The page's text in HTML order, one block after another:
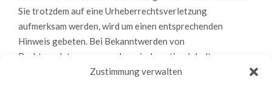
Zustimmung verwalten
Sie trotzdem auf eine Urheberrechtsverletzung
aufmerksam werden, wird um einen entsprechenden
Hinweis gebeten. Bei Bekanntwerden von
Rechtsverletzungen werden wir derartige Inhalte
umgehend entfernen.